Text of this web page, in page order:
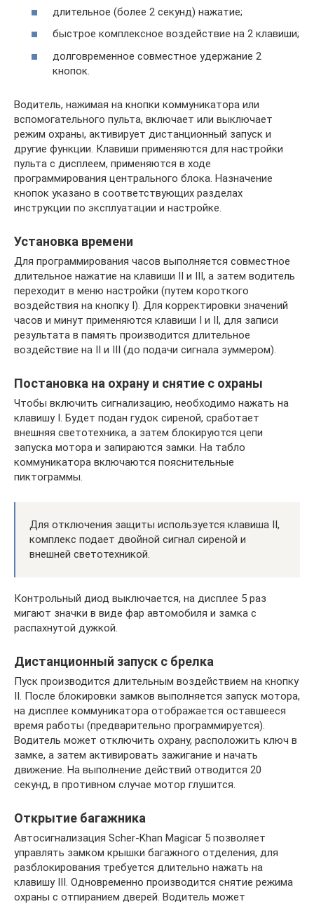
длительное (более 2 секунд) нажатие;
быстрое комплексное воздействие на 2 клавиши;
долговременное совместное удержание 2
кнопок.
Водитель, нажимая на кнопки коммуникатора или
вспомогательного пульта, включает или выключает
режим охраны, активирует дистанционный запуск и
другие функции. Клавиши применяются для настройки
пульта с дисплеем, применяются в ходе
программирования центрального блока. Назначение
кнопок указано в соответствующих разделах
инструкции по эксплуатации и настройке.
Установка времени
Для программирования часов выполняется совместное
длительное нажатие на клавиши II и III, а затем водитель
переходит в меню настройки (путем короткого
воздействия на кнопку I). Для корректировки значений
часов и минут применяются клавиши I и II, для записи
результата в память производится длительное
воздействие на II и III (до подачи сигнала зуммером).
Постановка на охрану и снятие с охраны
Чтобы включить сигнализацию, необходимо нажать на
клавишу I. Будет подан гудок сиреной, сработает
внешняя светотехника, а затем блокируются цепи
запуска мотора и запираются замки. На табло
коммуникатора включаются пояснительные
пиктограммы.
Для отключения защиты используется клавиша II,
комплекс подает двойной сигнал сиреной и
внешней светотехникой.
Контрольный диод выключается, на дисплее 5 раз
мигают значки в виде фар автомобиля и замка с
распахнутой дужкой.
Дистанционный запуск с брелка
Пуск производится длительным воздействием на кнопку
II. После блокировки замков выполняется запуск мотора,
на дисплее коммуникатора отображается оставшееся
время работы (предварительно программируется).
Водитель может отключить охрану, расположить ключ в
замке, а затем активировать зажигание и начать
движение. На выполнение действий отводится 20
секунд, в противном случае мотор глушится.
Открытие багажника
Автосигнализация Scher-Khan Magicar 5 позволяет
управлять замком крышки багажного отделения, для
разблокирования требуется длительно нажать на
клавишу III. Одновременно производится снятие режима
охраны с отпиранием дверей. Водитель может